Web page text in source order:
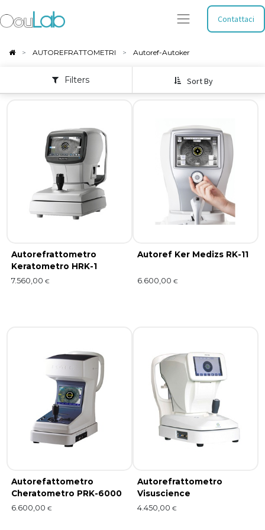
Contattaci
AUTOREFRATTOMETRI Autoref-Autoker
Filters Sort By
Autorefrattometro
Keratometro HRK-1
7.560,00 €
Autoref Ker Medizs RK-11
6.600,00 €
Autorefattometro
Cheratometro PRK-6000
6.600,00 €
Autorefrattometro
Visuscience
4.450,00 €